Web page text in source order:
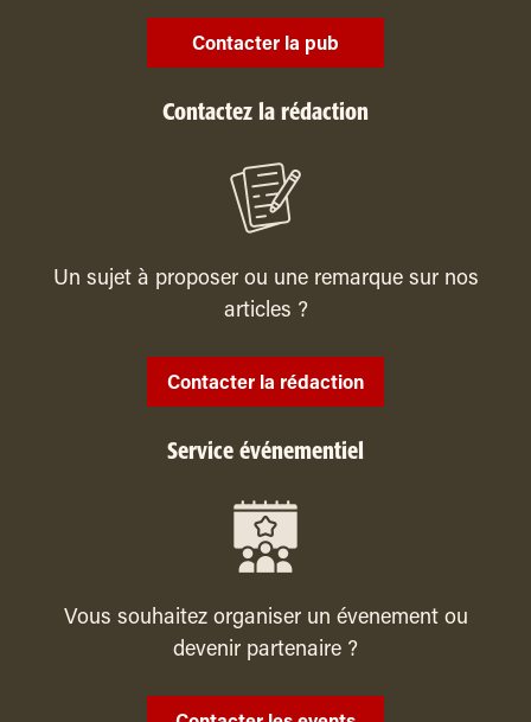
Contacter la pub
Contactez la rédaction
Un sujet à proposer ou une remarque sur nos
articles ?
Contacter la rédaction
Service événementiel
Vous souhaitez organiser un évenement ou
devenir partenaire ?